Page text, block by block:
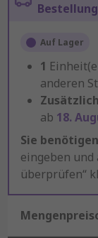
Auf Lager
1
anderen
Zusätzlich
ab 18.
Sie
eingeben
überprüfen“